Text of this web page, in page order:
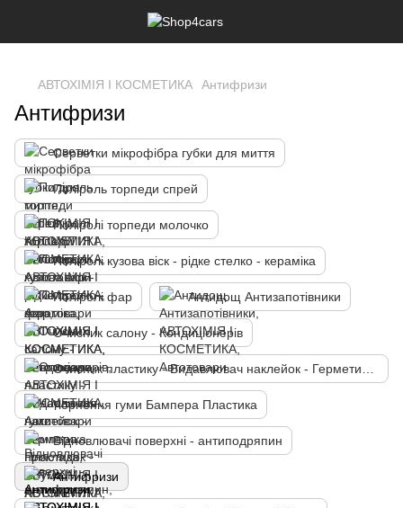
АВТОХІМІЯ І КОСМЕТИКА Антифризи
Антифризи
Серветки мікрофібра губки для миття
Поліроль торпеди спрей
Поліролі торпеди молочко
Поліролі кузова віск - рідке стелко - кераміка
Поліролі фар Антидощ Антизапотівники
Очисник салону - Кондиціонерів
Чорнення гуми Бампера Пластика
Відновлювачі поверхні - антиподряпин
Антифризи